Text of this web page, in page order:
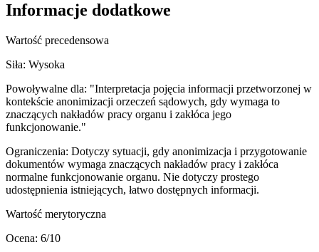
Informacje dodatkowe
Wartość precedensowa
Siła: Wysoka
Powoływalne dla: "Interpretacja pojęcia informacji przetworzonej w
kontekście anonimizacji orzeczeń sądowych, gdy wymaga to
znaczących nakładów pracy organu i zakłóca jego
funkcjonowanie."
Ograniczenia: Dotyczy sytuacji, gdy anonimizacja i przygotowanie
dokumentów wymaga znaczących nakładów pracy i zakłóca
normalne funkcjonowanie organu. Nie dotyczy prostego
udostępnienia istniejących, łatwo dostępnych informacji.
Wartość merytoryczna
Ocena: 6/10